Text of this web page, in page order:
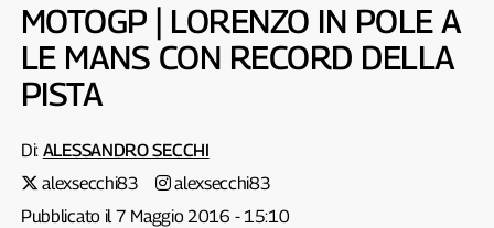
MOTOGP | LORENZO IN POLE A
LE MANS CON RECORD DELLA
PISTA
Di: ALESSANDRO SECCHI
alexsecchi83
alexsecchi83
Pubblicato il 7 Maggio 2016 - 15:10